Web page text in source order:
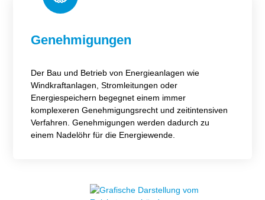
Genehmigungen
Der Bau und Betrieb von Energieanlagen wie
Windkraftanlagen, Stromleitungen oder
Energiespeichern begegnet einem immer
komplexeren Genehmigungsrecht und zeitintensiven
Verfahren. Genehmigungen werden dadurch zu
einem Nadelöhr für die Energiewende.